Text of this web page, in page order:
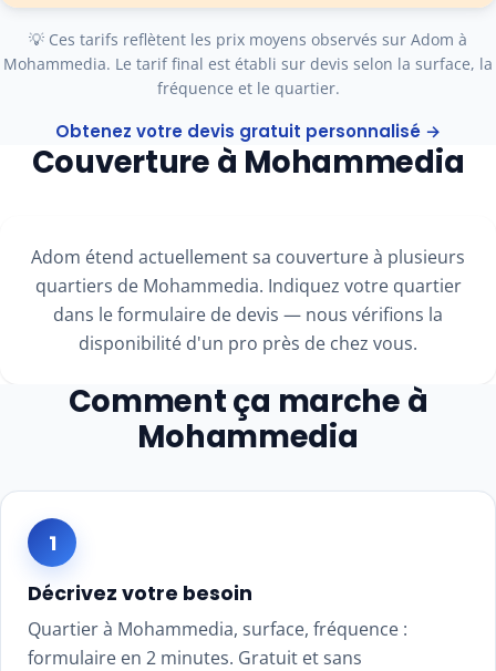
💡 Ces tarifs reflètent les prix moyens observés sur Adom à
Mohammedia. Le tarif final est établi sur devis selon la surface, la
fréquence et le quartier.
Obtenez votre devis gratuit personnalisé →
Couverture à Mohammedia
Adom étend actuellement sa couverture à plusieurs
quartiers de Mohammedia. Indiquez votre quartier
dans le formulaire de devis — nous vérifions la
disponibilité d'un pro près de chez vous.
Comment ça marche à
Mohammedia
1
Décrivez votre besoin
Quartier à Mohammedia, surface, fréquence :
formulaire en 2 minutes. Gratuit et sans